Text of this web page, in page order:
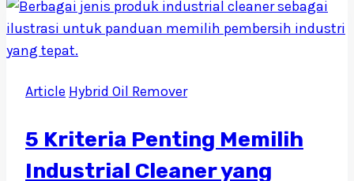
(Cling
Wrap):
Food
dan
Tips
Article Hybrid Oil Remover
5 Kriteria Penting Memilih
Industrial Cleaner yang